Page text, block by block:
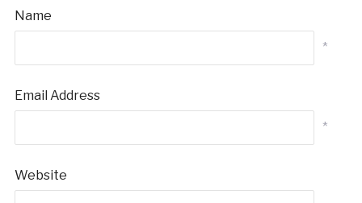
Name
*
Email Address
*
Website